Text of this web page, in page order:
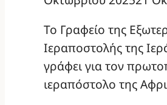
Το Γραφείο της
Ιεραποστολής της
γράφει για τον
ιεραπόστολο της